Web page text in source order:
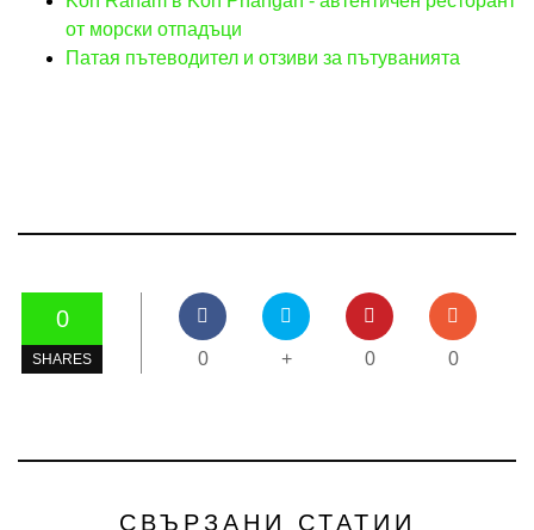
от морски отпадъци
Патая пътеводител и отзиви за пътуванията
0
SHARES 0 + 0 0
СВЪРЗАНИ СТАТИИ